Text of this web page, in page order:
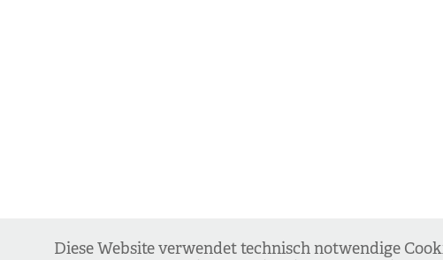
Diese Website verwendet technisch notwendige